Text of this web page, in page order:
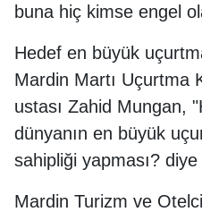
buna hiç kimse engel
Hedef en büyük
Mardin Martı Uçurtma
ustası Zahid Mungan,
dünyanın en büyük
sahipliği yapması?
Mardin Turizm ve